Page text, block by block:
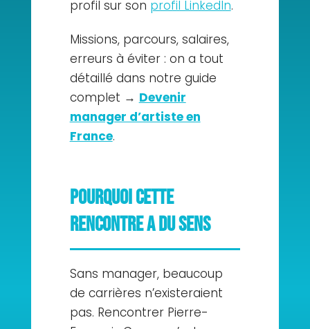
profil sur son profil LinkedIn.
Missions, parcours, salaires,
erreurs à éviter : on a tout
détaillé dans notre guide
complet → Devenir
manager d’artiste en
France.
Pourquoi cette
rencontre a du sens
Sans manager, beaucoup
de carrières n’existeraient
pas. Rencontrer Pierre-